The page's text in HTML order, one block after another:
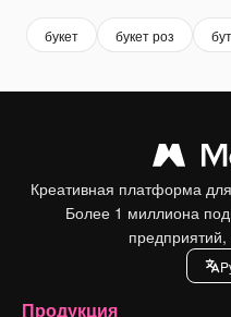
букет букет роз
Креативная платформа
Более 1 миллиона
предприятий,
Продукция